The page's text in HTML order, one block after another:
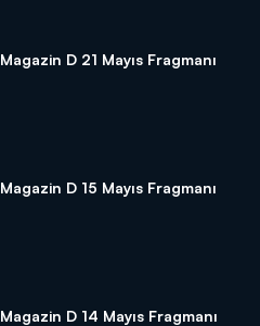
Magazin D 21 Mayıs Fragmanı
Magazin D 15 Mayıs Fragmanı
Magazin D 14 Mayıs Fragmanı